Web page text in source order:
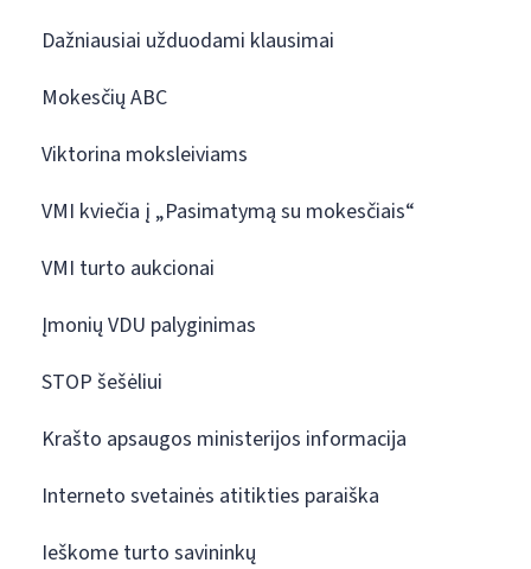
Dažniausiai užduodami klausimai
Mokesčių ABC
Viktorina moksleiviams
VMI kviečia į „Pasimatymą su mokesčiais“
VMI turto aukcionai
Įmonių VDU palyginimas
STOP šešėliui
Krašto apsaugos ministerijos informacija
Interneto svetainės atitikties paraiška
Ieškome turto savininkų